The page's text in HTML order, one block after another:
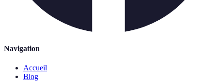
Navigation
Accueil
Blog